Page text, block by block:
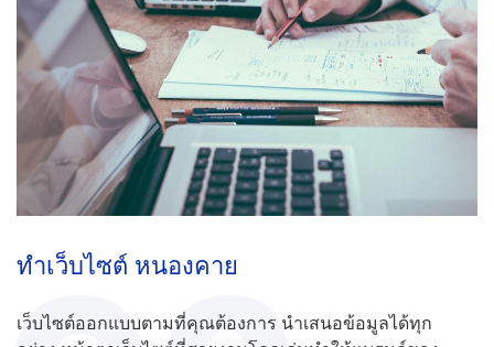
ทำเว็บไซต์ หนองคาย
เว็บไซต์ออกแบบตามที่คุณต้องการ นำเสนอข้อมูลได้ทุก